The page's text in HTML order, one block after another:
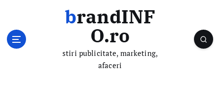
brandINF
O.ro
stiri publicitate, marketing,
afaceri